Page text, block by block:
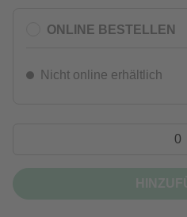
ONLINE BESTELLEN
Nicht online erhältlich